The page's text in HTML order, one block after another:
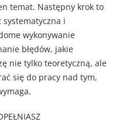
temat. Następny krok to
i
wykonywanie
błędów, jakie
nie tylko teoretyczną, ale
się do pracy nad tym,